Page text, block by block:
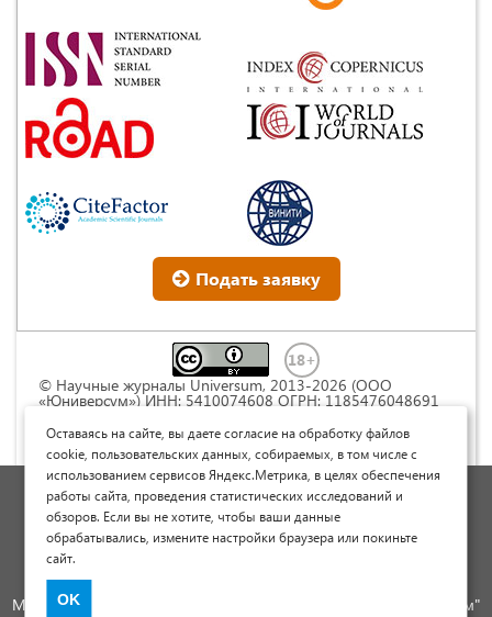
Подать заявку
© Научные журналы Universum, 2013-2026 (ООО
«Юниверсум») ИНН: 5410074608 ОГРН: 1185476048691
Commons « Attribution» («Атрибуция») 4.0
Непортированная
Политика обработки персональных данных
Договор оферты
Опубликовать научную статью
Международный научно-исследовательский журнал "Юниверсум"
Оставаясь на сайте, вы даете согласие на обработку файлов
cookie, пользовательских данных, собираемых, в том числе с
использованием сервисов Яндекс.Метрика, в целях обеспечения
работы сайта, проведения статистических исследований и
обзоров. Если вы не хотите, чтобы ваши данные
обрабатывались, измените настройки браузера или покиньте
сайт.
OK